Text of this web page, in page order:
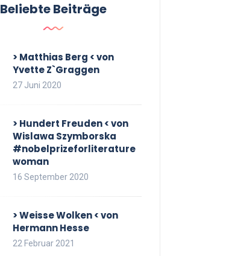
Beliebte Beiträge
> Matthias Berg < von
Yvette Z`Graggen
27 Juni 2020
> Hundert Freuden < von
Wislawa Szymborska
#nobelprizeforliterature
woman
16 September 2020
> Weisse Wolken < von
Hermann Hesse
22 Februar 2021